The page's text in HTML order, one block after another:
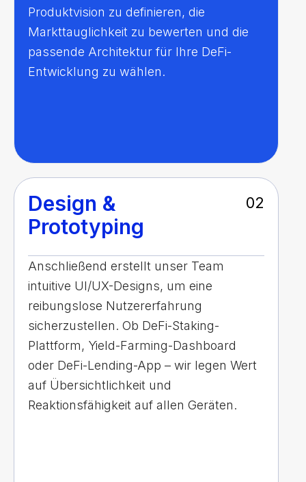
Produktvision zu definieren, die
Markttauglichkeit zu bewerten und die
passende Architektur für Ihre DeFi-
Entwicklung zu wählen.
Design &
Prototyping
02
Anschließend erstellt unser Team
intuitive UI/UX-Designs, um eine
reibungslose Nutzererfahrung
sicherzustellen. Ob DeFi-Staking-
Plattform, Yield-Farming-Dashboard
oder DeFi-Lending-App – wir legen Wert
auf Übersichtlichkeit und
Reaktionsfähigkeit auf allen Geräten.